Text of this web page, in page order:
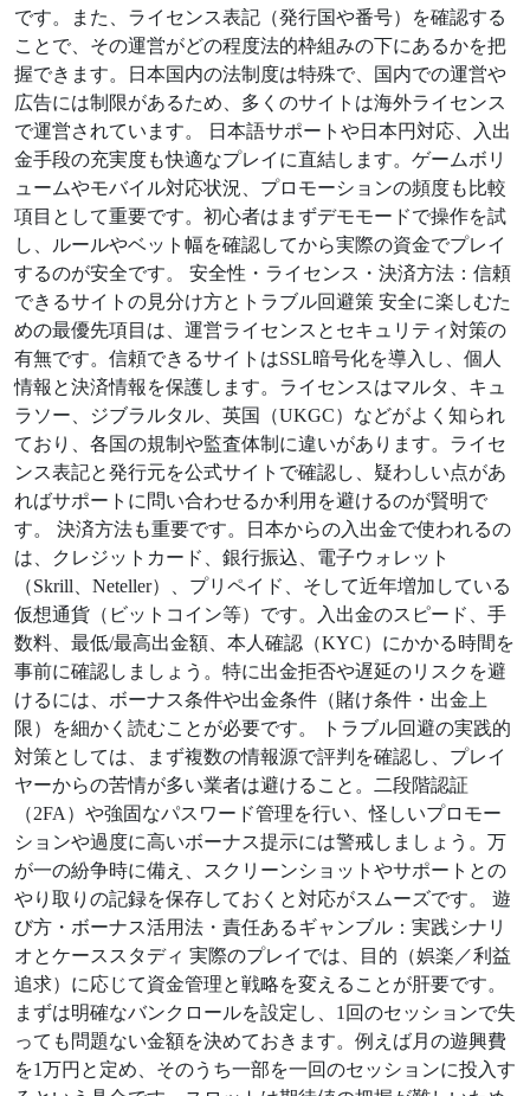
です。また、ライセンス表記（発行国や番号）を確認する
ことで、その運営がどの程度法的枠組みの下にあるかを把
握できます。日本国内の法制度は特殊で、国内での運営や
広告には制限があるため、多くのサイトは海外ライセンス
で運営されています。 日本語サポートや日本円対応、入出
金手段の充実度も快適なプレイに直結します。ゲームボリ
ュームやモバイル対応状況、プロモーションの頻度も比較
項目として重要です。初心者はまずデモモードで操作を試
し、ルールやベット幅を確認してから実際の資金でプレイ
するのが安全です。 安全性・ライセンス・決済方法：信頼
できるサイトの見分け方とトラブル回避策 安全に楽しむた
めの最優先項目は、運営ライセンスとセキュリティ対策の
有無です。信頼できるサイトはSSL暗号化を導入し、個人
情報と決済情報を保護します。ライセンスはマルタ、キュ
ラソー、ジブラルタル、英国（UKGC）などがよく知られ
ており、各国の規制や監査体制に違いがあります。ライセ
ンス表記と発行元を公式サイトで確認し、疑わしい点があ
ればサポートに問い合わせるか利用を避けるのが賢明で
す。 決済方法も重要です。日本からの入出金で使われるの
は、クレジットカード、銀行振込、電子ウォレット
（Skrill、Neteller）、プリペイド、そして近年増加している
仮想通貨（ビットコイン等）です。入出金のスピード、手
数料、最低/最高出金額、本人確認（KYC）にかかる時間を
事前に確認しましょう。特に出金拒否や遅延のリスクを避
けるには、ボーナス条件や出金条件（賭け条件・出金上
限）を細かく読むことが必要です。 トラブル回避の実践的
対策としては、まず複数の情報源で評判を確認し、プレイ
ヤーからの苦情が多い業者は避けること。二段階認証
（2FA）や強固なパスワード管理を行い、怪しいプロモー
ションや過度に高いボーナス提示には警戒しましょう。万
が一の紛争時に備え、スクリーンショットやサポートとの
やり取りの記録を保存しておくと対応がスムーズです。 遊
び方・ボーナス活用法・責任あるギャンブル：実践シナリ
オとケーススタディ 実際のプレイでは、目的（娯楽／利益
追求）に応じて資金管理と戦略を変えることが肝要です。
まずは明確なバンクロールを設定し、1回のセッションで失
っても問題ない金額を決めておきます。例えば月の遊興費
を1万円と定め、そのうち一部を一回のセッションに投入す